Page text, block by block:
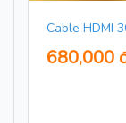
Cable HDMI
680,000